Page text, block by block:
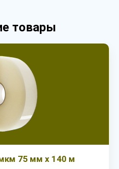
товары
75 мм х 140 м